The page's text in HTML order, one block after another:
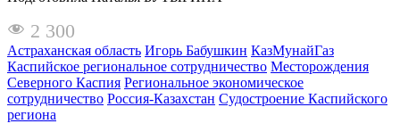
2 300
Астраханская область Игорь Бабушкин КазМунайГаз
Каспийское региональное сотрудничество Месторождения
Северного Каспия Региональное экономическое
сотрудничество Россия-Казахстан Судостроение Каспийского
региона